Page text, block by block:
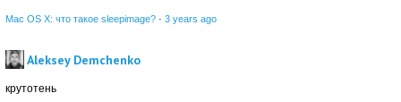
Mac OS X: что такое sleepimage? · 3 years ago
Aleksey Demchenko
крутотень